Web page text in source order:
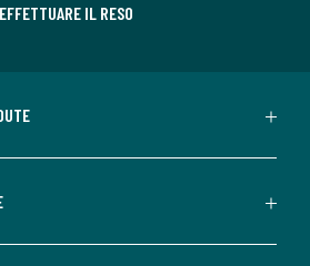
IL RESO